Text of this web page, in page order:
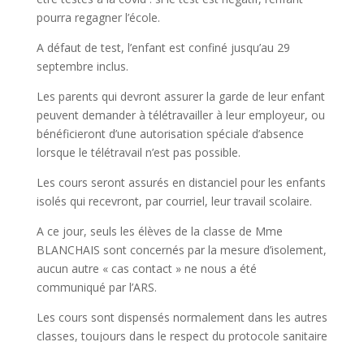
pourra regagner l’école.
A défaut de test, l’enfant est confiné jusqu’au 29
septembre inclus.
Les parents qui devront assurer la garde de leur enfant
peuvent demander à télétravailler à leur employeur, ou
bénéficieront d’une autorisation spéciale d’absence
lorsque le télétravail n’est pas possible.
Les cours seront assurés en distanciel pour les enfants
isolés qui recevront, par courriel, leur travail scolaire.
A ce jour, seuls les élèves de la classe de Mme
BLANCHAIS sont concernés par la mesure d’isolement,
aucun autre « cas contact » ne nous a été
communiqué par l’ARS.
Les cours sont dispensés normalement dans les autres
classes, toujours dans le respect du protocole sanitaire